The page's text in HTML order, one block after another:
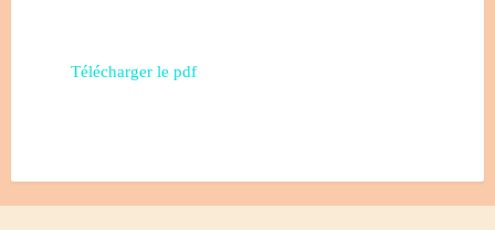
Télécharger le pdf